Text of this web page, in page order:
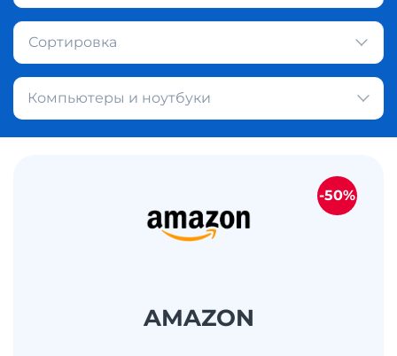
Сортировка
Компьютеры и ноутбуки
AMAZON
-50%